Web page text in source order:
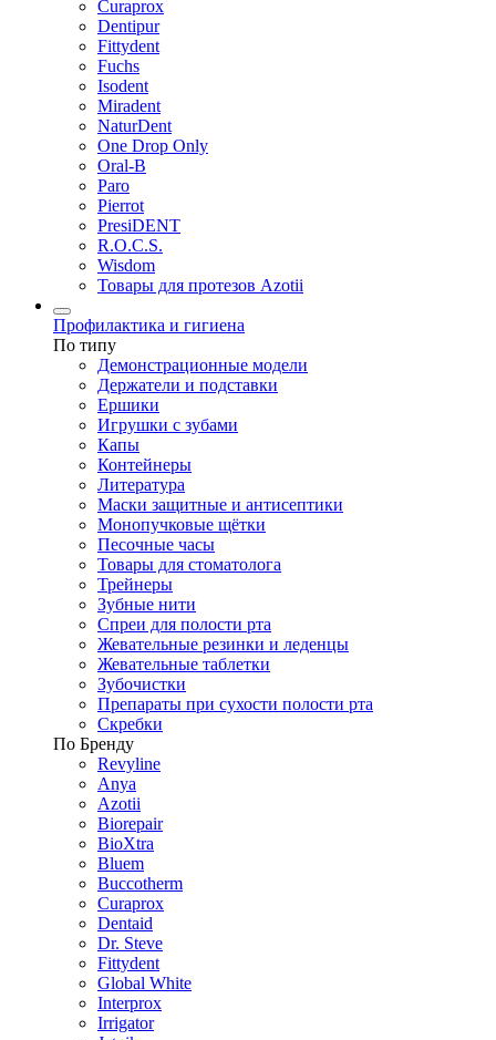
Curaprox
Dentipur
Fittydent
Fuchs
Isodent
Miradent
NaturDent
One Drop Only
Oral-B
Paro
Pierrot
PresiDENT
R.O.C.S.
Wisdom
Товары для протезов Azotii
Профилактика и гигиена
По типу
Демонстрационные модели
Держатели и подставки
Ершики
Игрушки с зубами
Капы
Контейнеры
Литература
Маски защитные и антисептики
Монопучковые щётки
Песочные часы
Товары для стоматолога
Трейнеры
Зубные нити
Спреи для полости рта
Жевательные резинки и леденцы
Жевательные таблетки
Зубочистки
Препараты при сухости полости рта
Скребки
По Бренду
Revyline
Anya
Azotii
Biorepair
BioXtra
Bluem
Buccotherm
Curaprox
Dentaid
Dr. Steve
Fittydent
Global White
Interprox
Irrigator